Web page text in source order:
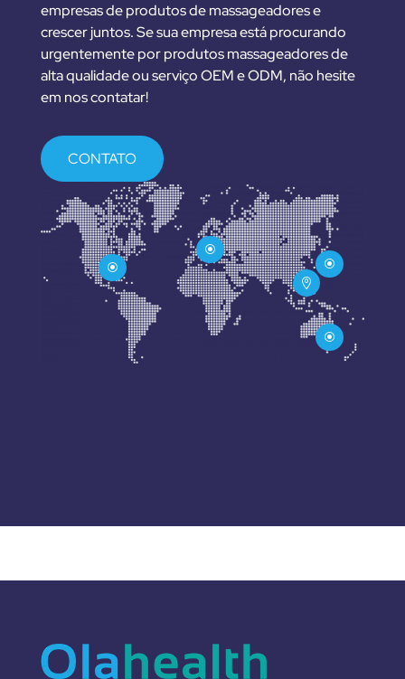
empresas de produtos de massageadores e
crescer juntos. Se sua empresa está procurando
urgentemente por produtos massageadores de
alta qualidade ou serviço OEM e ODM, não hesite
em nos contatar!
CONTATO
\
\

\
\